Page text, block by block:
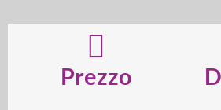
Prezzo